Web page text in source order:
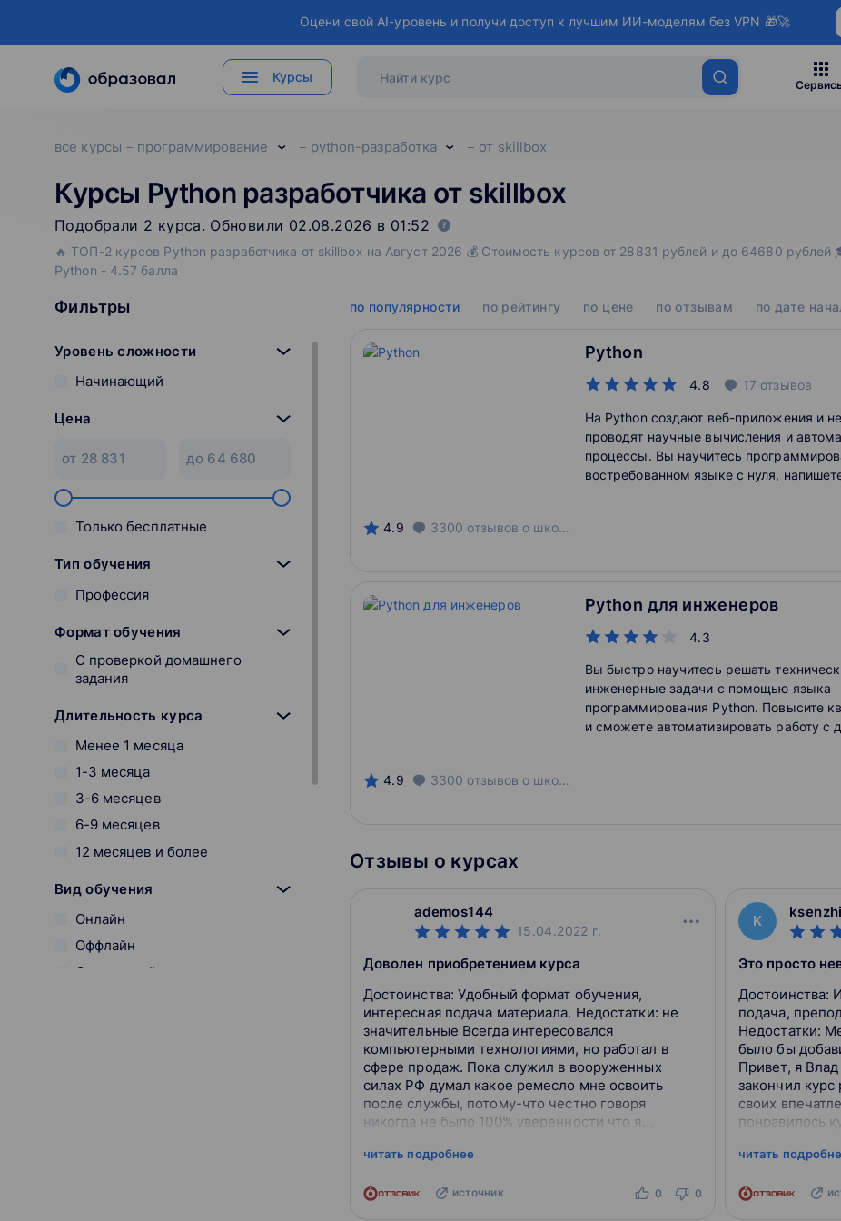
Оцени свой AI-уровень и получи доступ к лучшим ИИ-моделям без VPN 🎁🚀
Курсы
все курсы программирование python-разработка от skillbox
Курсы Python разработчика от skillbox
Подобрали 2 курса. Обновили 02.08.2026 в 01:52
🔥 ТОП-2 курсов Python разработчика от skillbox на Август 2026 💰 Стоимость курсов от 28831 рублей и до 64680
Python - 4.57 балла
Фильтры
Уровень сложности
Начинающий
Цена
Только бесплатные
Тип обучения
Профессия
Формат обучения
С проверкой домашнего
задания
Длительность курса
Менее 1 месяца
1-3 месяца
3-6 месяцев
6-9 месяцев
12 месяцев и более
Вид обучения
Онлайн
Оффлайн
Смешанный
по популярности по рейтингу по цене по отзывам по дате
4.9 3300 отзывов о школе
Python
4.8 17 отзывов
На Python создают веб-приложения и
проводят научные вычисления и
процессы. Вы научитесь
востребованном языке с нуля,
4.9 3300 отзывов о школе
Python для инженеров
4.3
Вы быстро научитесь решать
инженерные задачи с помощью языка
программирования Python. Повысите
и сможете автоматизировать работу с
Отзывы о курсах
ademos144
15.04.2022 г.
Доволен приобретением курса
Достоинства: Удобный формат обучения,
интересная подача материала. Недостатки: не
значительные Всегда интересовался
компьютерными технологиями, но работал в
сфере продаж. Пока служил в вооруженных
силах РФ думал какое ремесло мне освоить
после службы, потому-что честно говоря
никогда не было 100% уверенности что я
встал вопрос об обучении, я сначала пыт...
читать подробнее
источник 0 0
K
Это просто
Достоинства:
подача,
Недостатки:
было бы
Привет, я
закончил курс
своих
понравилось
так что пишу...
читать